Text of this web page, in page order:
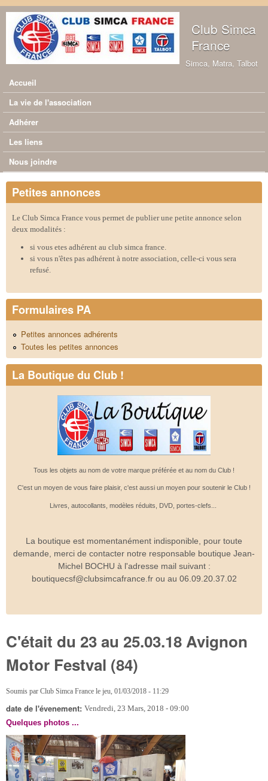
Aller au contenu principal
Club Simca
France
Simca, Matra, Talbot
Menu principal
Accueil
La vie de l'association
Adhérer
Les liens
Nous joindre
Petites annonces
Le Club Simca France vous permet de publier une petite annonce selon
deux modalités :
si vous etes adhérent au club simca france.
si vous n'êtes pas adhérent à notre association, celle-ci vous sera
refusé.
Formulaires PA
Petites annonces adhérents
Toutes les petites annonces
La Boutique du Club !
Tous les objets au nom de votre marque préférée et au nom du Club !
C'est un moyen de vous faire plaisir, c'est aussi un moyen pour soutenir le Club !
Livres, autocollants, modèles réduits, DVD, portes-clefs...
La boutique est momentanément indisponible, pour toute
demande, merci de contacter notre responsable boutique Jean-
Michel BOCHU à l'adresse mail suivant :
boutiquecsf@clubsimcafrance.fr ou au 06.09.20.37.02
C'était du 23 au 25.03.18 Avignon
Motor Festval (84)
Soumis par Club Simca France le jeu, 01/03/2018 - 11:29
date de l'évenement: Vendredi, 23 Mars, 2018 - 09:00
Quelques photos ...